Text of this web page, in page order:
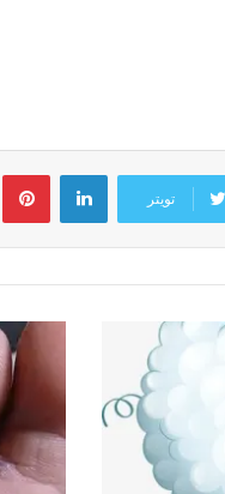
تويتر
لينكدإن